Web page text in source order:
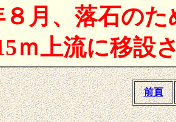
８月、落石の
ｍ上流に移設
前頁